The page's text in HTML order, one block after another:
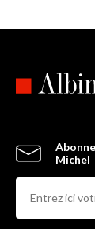
Michel